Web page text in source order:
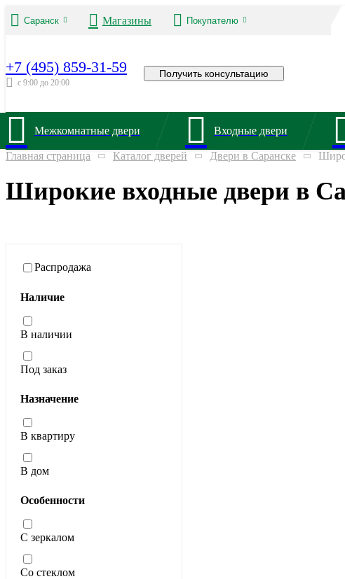
Саранск Магазины Покупателю
+7 (495) 859-31-59
с 9:00 до 20:00
Получить консультацию
Межкомнатные двери Входные двери
Главная страница Каталог дверей Двери в Саранске
Широкие входные двери в
Распродажа
Наличие
В наличии
Под заказ
Назначение
В квартиру
В дом
Особенности
С зеркалом
Со стеклом